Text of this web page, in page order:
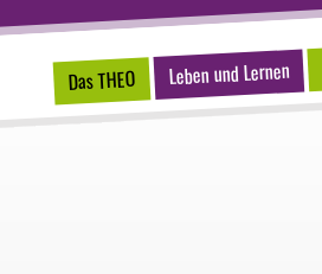
Das THEO Leben und Lernen